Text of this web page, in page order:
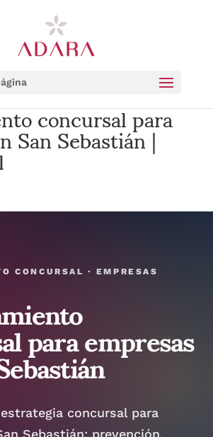
concursal para
San Sebastián |
CONCURSAL · EMPRESAS
para empresas
concursal para
Sebastián: prevención,